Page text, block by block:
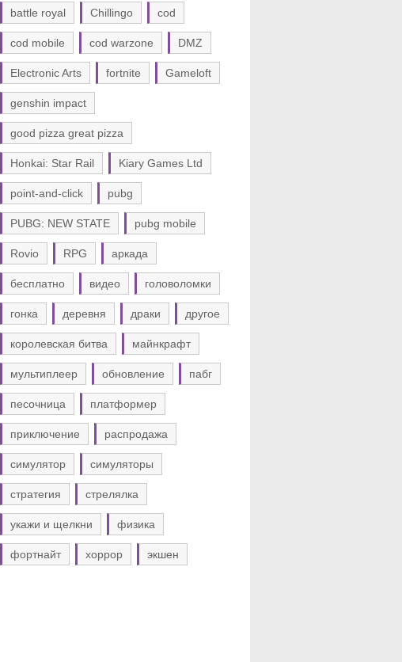
battle royal Chillingo cod
cod mobile cod warzone DMZ
Electronic Arts fortnite Gameloft
genshin impact
good pizza great pizza
Honkai: Star Rail Kiary Games Ltd
point-and-click pubg
PUBG: NEW STATE pubg mobile
Rovio RPG аркада
бесплатно видео головоломки
гонка деревня драки другое
королевская битва майнкрафт
мультиплеер обновление пабг
песочница платформер
приключение распродажа
симулятор симуляторы
стратегия стрелялка
укажи и щелкни физика
фортнайт хоррор экшен